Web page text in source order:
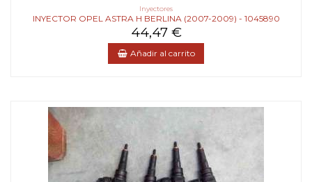
Inyectores
INYECTOR OPEL ASTRA H BERLINA (2007-2009) - 1045890
44,47 €
Añadir al carrito